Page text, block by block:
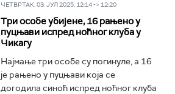
ЧЕТВРТАК, 03. ЈУЛ 2025, 12:14 -> 12:20
Три особе убијене, 16 рањено у
пуцњави испред ноћног клуба у
Чикагу
Најмање три особе су погинуле, а 16
је рањено у пуцњави која се
догодила синоћ испред ноћног клуба